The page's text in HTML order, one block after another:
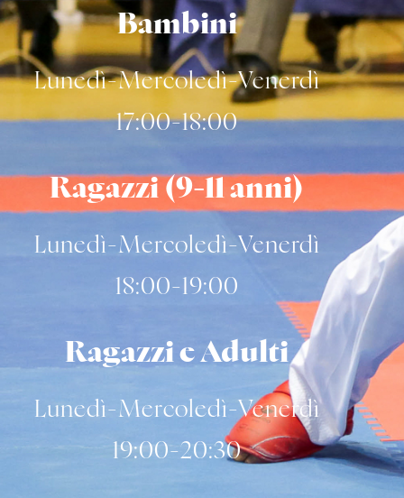
Bambini
Lunedì-Mercoledì-Venerdì
17:00-18:00
Ragazzi (9-11 anni)
Lunedì-Mercoledì-Venerdì
18:00-19:00
Ragazzi e Adulti
Lunedì-Mercoledì-Venerdì
19:00-20:30